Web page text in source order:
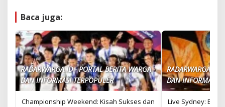
Baca juga:
RADARWARGA.ID - PORTAL BERITA WARGA
DAN INFORMASI TERPOPULER
Championship Weekend: Kisah Sukses dan
RADARWARGA.ID
DAN INFORMASI
Live Sydney: